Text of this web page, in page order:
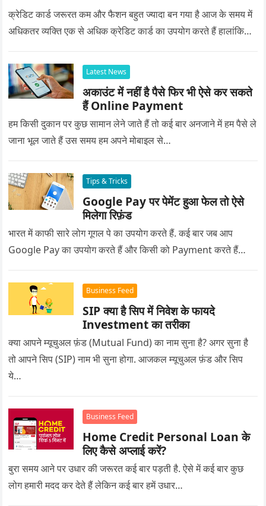
क्रेडिट कार्ड जरूरत कम और फैशन बहुत ज्यादा बन गया है आज के समय में
अधिकतर व्यक्ति एक से अधिक क्रेडिट कार्ड का उपयोग करते हैं हालांकि…
Latest News
अकाउंट में नहीं है पैसे फिर भी ऐसे कर सकते
हैं Online Payment
हम किसी दुकान पर कुछ सामान लेने जाते हैं तो कई बार अनजाने में हम पैसे ले
जाना भूल जाते हैं उस समय हम अपने मोबाइल से…
Tips & Tricks
Google Pay पर पेमेंट हुआ फेल तो ऐसे
मिलेगा रिफ़ंड
भारत में काफी सारे लोग गूगल पे का उपयोग करते हैं. कई बार जब आप
Google Pay का उपयोग करते हैं और किसी को Payment करते हैं…
Business Feed
SIP क्या है सिप में निवेश के फायदे
Investment का तरीका
क्या आपने म्यूचुअल फ़ंड (Mutual Fund) का नाम सुना है? अगर सुना है
तो आपने सिप (SIP) नाम भी सुना होगा. आजकल म्यूचुअल फ़ंड और सिप
ये…
Business Feed
Home Credit Personal Loan के
लिए कैसे अप्लाई करें?
बुरा समय आने पर उधार की जरूरत कई बार पड़ती है. ऐसे में कई बार कुछ
लोग हमारी मदद कर देते हैं लेकिन कई बार हमें उधार…